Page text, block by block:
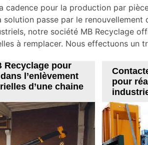
cadence pour la production par
passe par le renouvellement
notre société MB Recyclage
à remplacer. Nous effectuons un
Recyclage pour
l’enlèvement
d’une chaine
pour